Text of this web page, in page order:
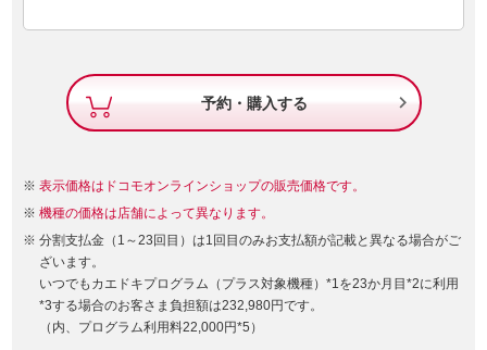
予約・購入する 
表示価格はドコモオンラインショップの販売価格です。
機種の価格は店舗によって異なります。
分割支払金（1～23回目）は1回目のみお支払額が記載と異なる場合がご
ざいます。
いつでもカエドキプログラム（プラス対象機種）*1を23か月目*2に利用
*3する場合のお客さま負担額は232,980円です。
（内、プログラム利用料22,000円*5）